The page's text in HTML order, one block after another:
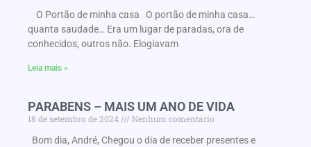
O Portão de minha casa O portão de minha casa…
quanta saudade… Era um lugar de paradas, ora de
conhecidos, outros não. Elogiavam
Leia mais »
PARABENS – MAIS UM ANO DE VIDA
18 de setembro de 2024
Nenhum comentário
Bom dia, André, Chegou o dia de receber presentes e